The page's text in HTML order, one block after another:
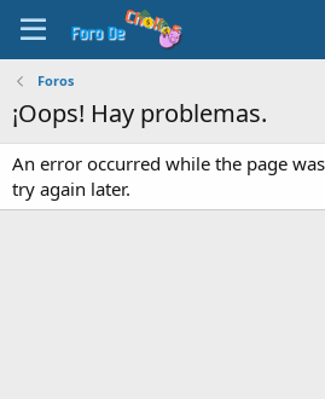
Foros
¡Oops! Hay problemas.
An error occurred while the page
try again later.